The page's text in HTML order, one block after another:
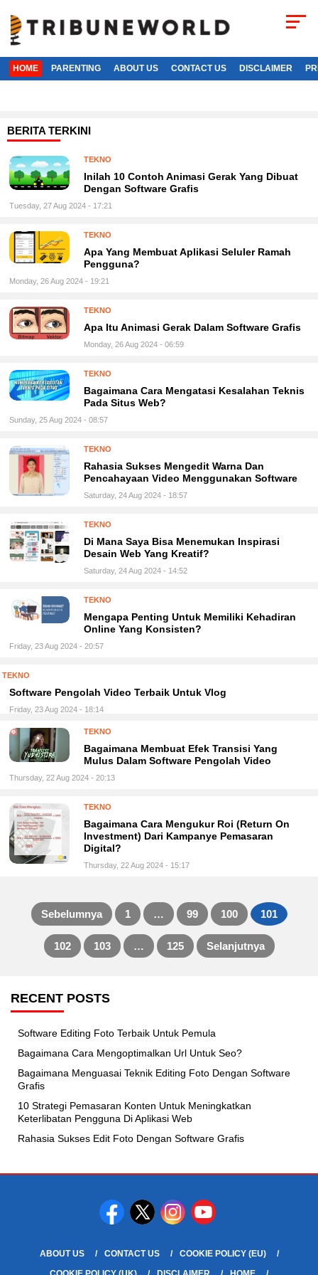
HOME PARENTING ABOUT US CONTACT US DISCLAIMER
BERITA TERKINI
TEKNO
Inilah 10 Contoh Animasi Gerak Yang Dibuat
Dengan Software Grafis
Tuesday, 27 Aug 2024 - 17:21
TEKNO
Apa Yang Membuat Aplikasi Seluler Ramah
Pengguna?
Monday, 26 Aug 2024 - 19:21
TEKNO
Apa Itu Animasi Gerak Dalam Software Grafis
Monday, 26 Aug 2024 - 06:59
TEKNO
Bagaimana Cara Mengatasi Kesalahan Teknis
Pada Situs Web?
Sunday, 25 Aug 2024 - 08:57
TEKNO
Rahasia Sukses Mengedit Warna Dan
Pencahayaan Video Menggunakan Software
Saturday, 24 Aug 2024 - 18:57
TEKNO
Di Mana Saya Bisa Menemukan Inspirasi
Desain Web Yang Kreatif?
Saturday, 24 Aug 2024 - 14:52
TEKNO
Mengapa Penting Untuk Memiliki Kehadiran
Online Yang Konsisten?
Friday, 23 Aug 2024 - 20:57
TEKNO
Software Pengolah Video Terbaik Untuk Vlog
Friday, 23 Aug 2024 - 18:14
TEKNO
Bagaimana Membuat Efek Transisi Yang
Mulus Dalam Software Pengolah Video
Thursday, 22 Aug 2024 - 20:13
TEKNO
Bagaimana Cara Mengukur Roi (Return On
Investment) Dari Kampanye Pemasaran
Digital?
Thursday, 22 Aug 2024 - 15:17
PostsSebelumnya 1 … 99 100 101
102 103 … 125 Selanjutnya
RECENT POSTS
Software Editing Foto Terbaik Untuk Pemula
Bagaimana Cara Mengoptimalkan Url Untuk Seo?
Bagaimana Menguasai Teknik Editing Foto Dengan Software
Grafis
10 Strategi Pemasaran Konten Untuk Meningkatkan
Keterlibatan Pengguna Di Aplikasi Web
Rahasia Sukses Edit Foto Dengan Software Grafis
ABOUT US CONTACT US
COOKIE POLICY (EU)